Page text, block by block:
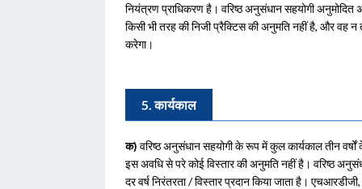
नियंत्रण प्राधिकरण है। वरिष्ठ अनुसंधान सहयोगी
किसी भी तरह की निजी प्रैक्टिस की अनुमति नहीं है, और वह
करेगा।
5. कार्यकाल
क) वरिष्ठ अनुसंधान सहयोगी के रूप में कुल कार्यकाल तीन वर्षों
इस अवधि से परे कोई विस्तार की अनुमति नहीं है। वरिष्ठ
दर वर्ष निरंतरता / विस्तार प्रदान किया जाता है।